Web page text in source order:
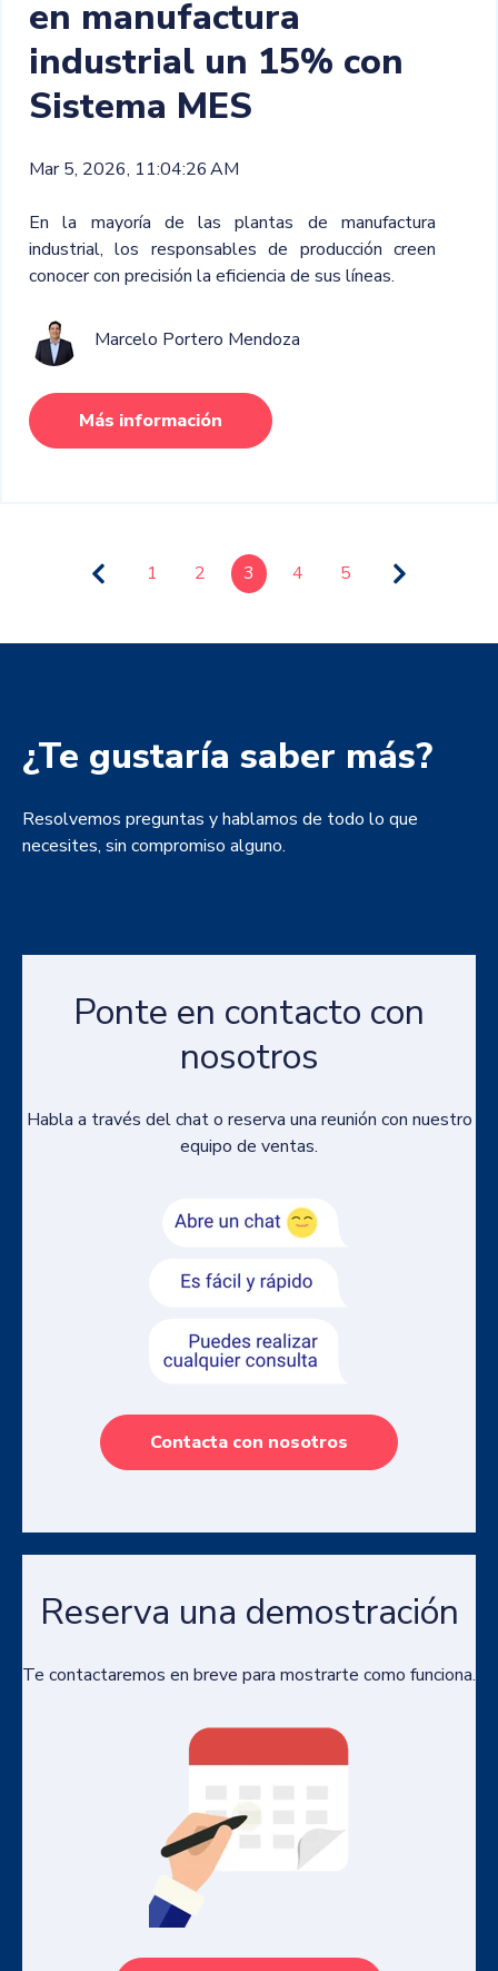
en manufactura
industrial un 15% con
Sistema MES
Mar 5, 2026, 11:04:26 AM
En la mayoría de las plantas de manufactura
industrial, los responsables de producción creen
conocer con precisión la eficiencia de sus líneas.
Marcelo Portero Mendoza
Más información
1 2 3 4 5
¿Te gustaría saber más?
Resolvemos preguntas y hablamos de todo lo que
necesites, sin compromiso alguno.
Ponte en contacto con
nosotros
Habla a través del chat o reserva una reunión con nuestro
equipo de ventas.
Contacta con nosotros
Reserva una demostración
Te contactaremos en breve para mostrarte como funciona.